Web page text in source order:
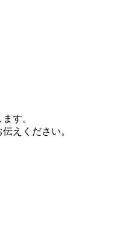
す。
えください。